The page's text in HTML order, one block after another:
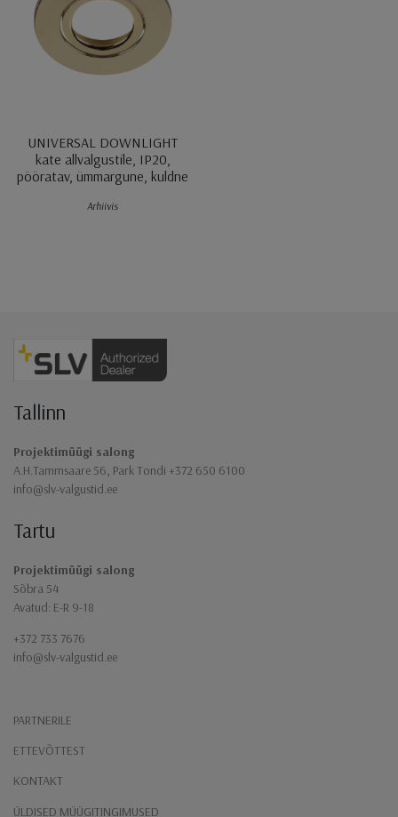
UNIVERSAL DOWNLIGHT
kate allvalgustile, IP20,
pööratav, ümmargune, kuldne
Arhiivis
Jaluse navigatsioon
Tallinn
Projektimüügi salong
A.H.Tammsaare 56, Park Tondi +372 650 6100
info@slv-valgustid.ee
Tartu
Projektimüügi salong
Sõbra 54
Avatud: E-R 9-18
+372 733 7676
info@slv-valgustid.ee
PARTNERILE
ETTEVÕTTEST
KONTAKT
ÜLDISED MÜÜGITINGIMUSED